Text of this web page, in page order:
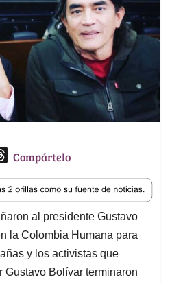
T
r
e
a
d
s
Compártelo
al presidente Gustavo
la Colombia Humana para
y los activistas que
Gustavo Bolívar terminaron